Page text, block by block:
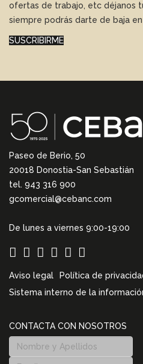
ofertas de trabajo, etc déjanos
siempre podrás darte de baja
SUSCRIBIRME
Paseo de Berio, 50
20018 Donostia-San Sebastián
tel. 943 316 900
gcomercial@cebanc.com
De lunes a viernes 9:00-19:00
Aviso legal Política de
Sistema interno de la
CONTACTA CON NOSOTROS